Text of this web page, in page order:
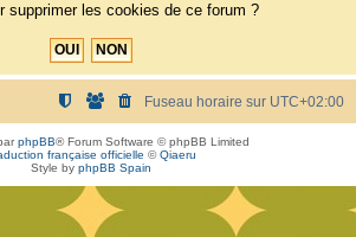
h
r
supprimer les cookies de ce forum ?
Fuseau horaire sur UTC+02:00
phpBB® Forum Software © phpBB Limited
française officielle ©Qiaeru
Style by phpBB Spain